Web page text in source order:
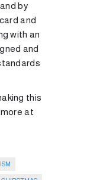
by
and
with an
and
this
at